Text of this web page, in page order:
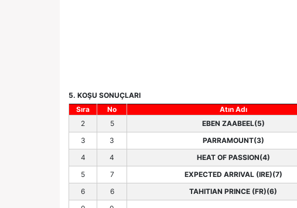
5. KOŞU SONUÇLARI
Sıra
No Atın Adı
2
5 EBEN ZAABEEL(5)
3
3 PARRAMOUNT(3)
4
4 HEAT OF PASSION(4)
5
7 EXPECTED ARRIVAL (IRE)(7)
6
6 TAHITIAN PRINCE (FR)(6)